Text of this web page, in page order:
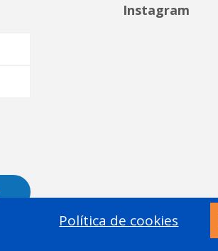
Política de cookies
Instagram